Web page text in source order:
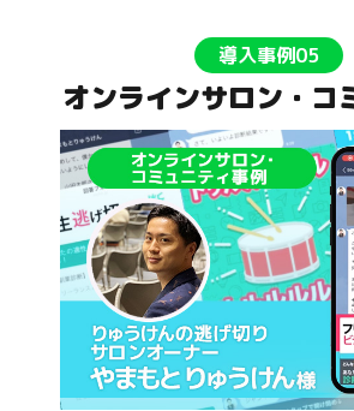
導入事例05
オンラインサロン・コ